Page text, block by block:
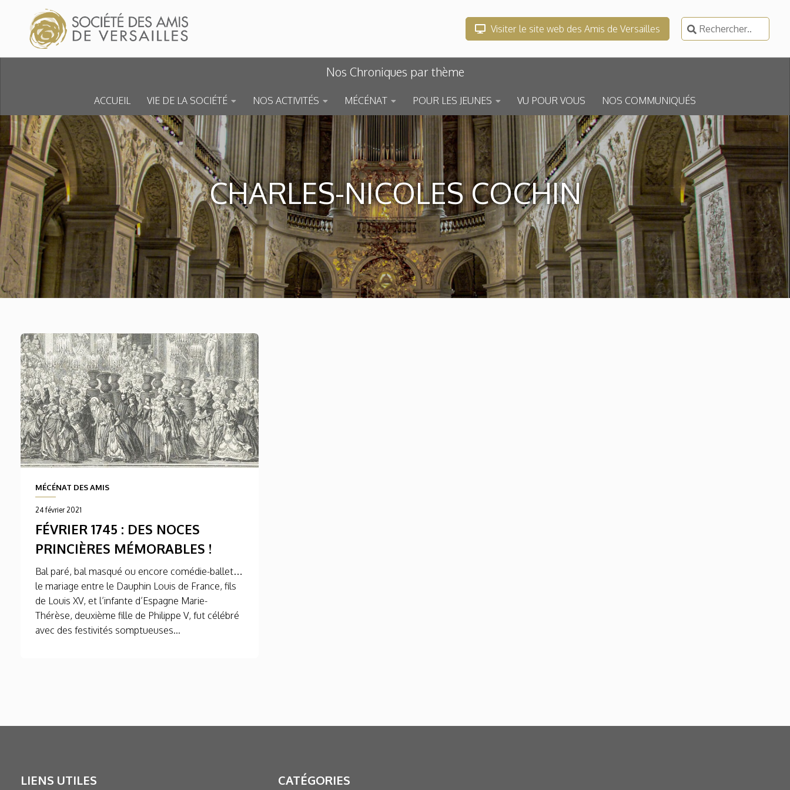
Skip to content
Visiter le site web des Amis de Versailles
Rechercher :
Nos Chroniques par thème
ACCUEIL VIE DE LA SOCIÉTÉ NOS ACTIVITÉS MÉCÉNAT POUR LES JEUNES VU POUR VOUS NOS COMMUNIQUÉS
CHARLES-NICOLES COCHIN
MÉCÉNAT DES AMIS
24 février 2021
FÉVRIER 1745 : DES NOCES
PRINCIÈRES MÉMORABLES !
Bal paré, bal masqué ou encore comédie-ballet…
le mariage entre le Dauphin Louis de France, fils
de Louis XV, et l’infante d’Espagne Marie-
Thérèse, deuxième fille de Philippe V, fut célébré
avec des festivités somptueuses...
LIENS UTILES CATÉGORIES